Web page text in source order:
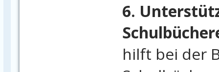
6.
hilft bei der